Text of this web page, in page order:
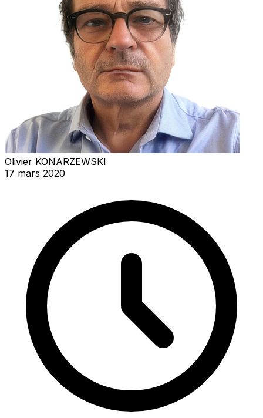
Olivier KONARZEWSKI
17 mars 2020